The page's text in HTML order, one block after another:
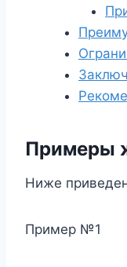
Примеры
Ниже
Пример №1